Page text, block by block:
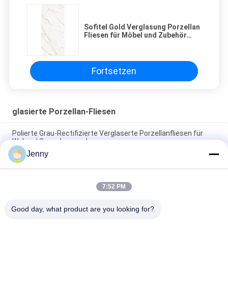
Sofitel Gold Verglasung Porzellan
Fliesen für Möbel und Zubehör
Fortsetzen
glasierte Porzellan-Fliesen
Polierte Grau-Rectifizierte Verglaserte Porzellanfliesen für
Wohn- / Gewerbezwecke
Glanzverglasete, gerechte Porzellanfliesen mit polierten
Oberflächen mit geringer Wasserabsorption PEI 4
Weiße Glasfliesen Maschine Vollkörper Porzellanfliesen Matte
Jenny
7:52 PM
Good day, what product are you looking for?